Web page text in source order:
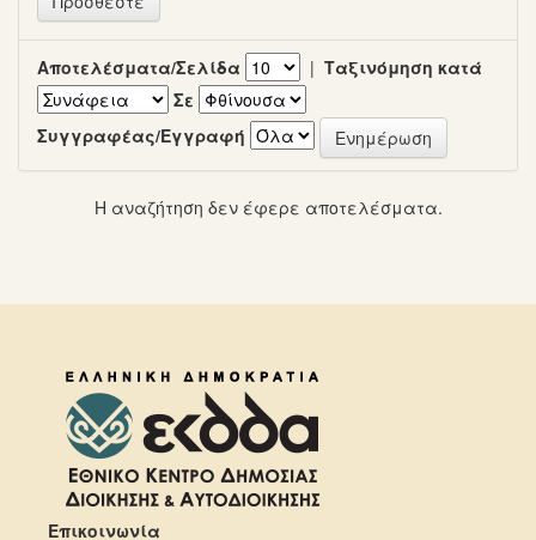
Αποτελέσματα/Σελίδα | Ταξινόμηση κατά
Σε
Συγγραφέας/Εγγραφή
Η αναζήτηση δεν έφερε αποτελέσματα.
Επικοινωνία